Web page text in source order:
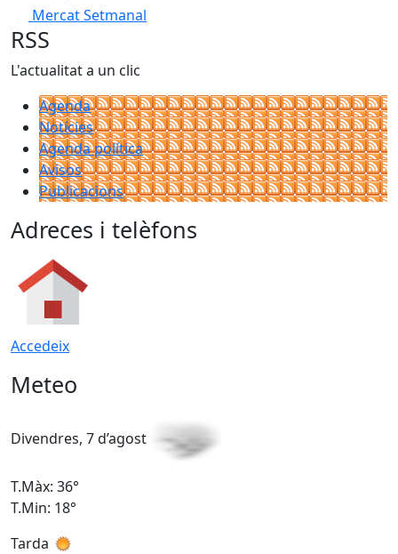
Mercat Setmanal
RSS
L'actualitat a un clic
Agenda
Notícies
Agenda política
Avisos
Publicacions
Adreces i telèfons
Accedeix
Meteo
Divendres, 7 d’agost
T.Màx: 36°
T.Min: 18°
Tarda